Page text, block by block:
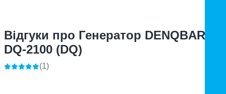
Відгуки про Генератор DENQBAR
DQ-2100 (DQ)
(1)